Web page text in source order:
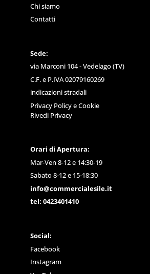
Chi siamo
Contatti
Sede:
via Marconi 104 - Vedelago (TV)
C.F. e P.IVA 02079160269
indicazioni stradali
Privacy PolicyeCookie
Rivedi Privacy
Orari di Apertura:
Mar-Ven 8-12 e 14:30-19
Sabato 8-12 e 15-18:30
info@commercialesile.it
tel: 0423401410
Social:
Facebook
Instagram